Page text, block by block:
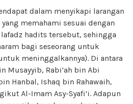
dalam menyikapi larangan
memahami sesuai dengan
hadits tersebut, sehingga
bagi seseorang untuk
meninggalkannya). Di antara
Musayyib, Rabi’ah bin Abi
Hanbal, Ishaq bin Rahawaih,
Al-Imam Asy-Syafi’i. Adapun